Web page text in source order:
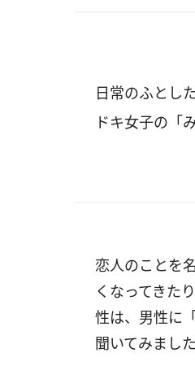
日常のふとし
ドキ女子の「
恋人のことを
くなってきた
性は、男性に
聞いてみました